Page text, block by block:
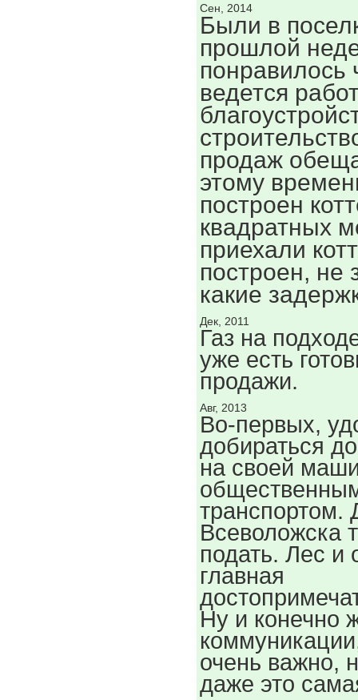
Сен, 2014
Были в
прошлой
понравилось
ведется
продаж
этому
построен
квадратных
приехали
построен, не
какие
Дек, 2011
Газ на
уже есть
продажи.
Авг, 2013
Во-первых,
добираться
на своей
транспортом.
Всеволожска
подать. Лес и
главная
Ну и конечно
очень важно,
даже это